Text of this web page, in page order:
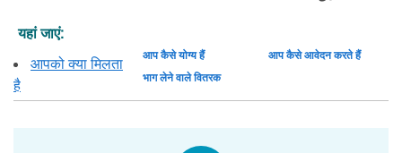
यहां जाएं:
आपको क्या मिलता
है
आप कैसे योग्य हैं
आप कैसे आवेदन करते हैं
भाग लेने वाले वितरक